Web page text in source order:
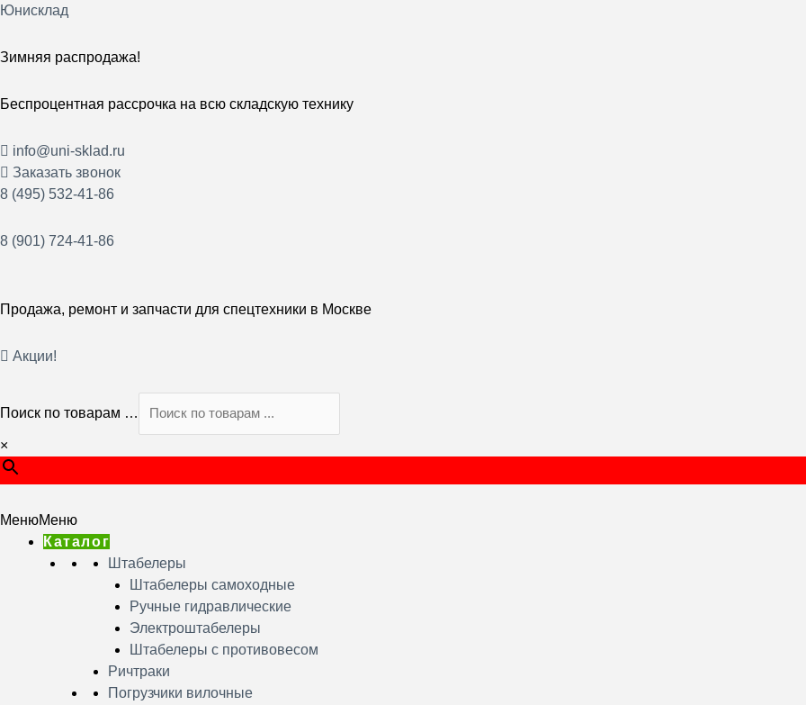
Перейти
содержимому
Юнисклад
Зимняя распродажа!
Беспроцентная рассрочка на всю складскую технику
info@uni-sklad.ru
Заказать звонок
8 (495) 532-41-86
8 (901) 724-41-86
Продажа, ремонт и запчасти для спецтехники в Москве
Акции!
Поиск по товарам …
×
МенюМеню
Каталог
Штабелеры
Штабелеры самоходные
Ручные гидравлические
Электроштабелеры
Штабелеры с противовесом
Ричтраки
Погрузчики вилочные